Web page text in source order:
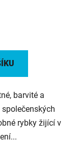
barvité a
rybky žijící v